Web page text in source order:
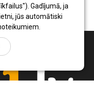
Gadījumā, ja
jūs automātiski